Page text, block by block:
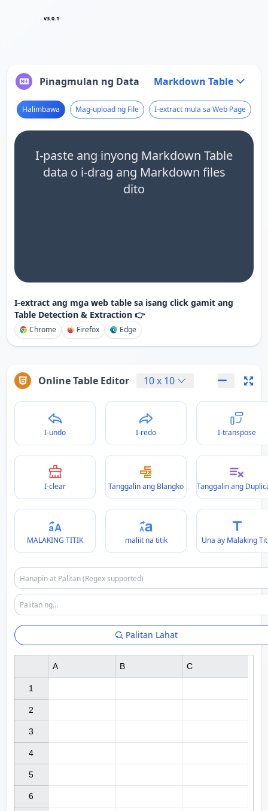
v3.0.1
Pinagmulan ng Data Markdown Table
Halimbawa Mag-upload ng File I-extract mula sa Web Page
I-paste ang inyong Markdown Table
data o i-drag ang Markdown files
dito
I-extract ang mga web table sa isang click gamit ang
Table Detection & Extraction 👉
Chrome Firefox Edge
Online Table Editor 10x 10
I-undo I-redo I-transpose
I-clear Tanggalin ang Blangko Tanggalin ang
MALAKING TITIK maliit na titik Una ay Malaking
Palitan Lahat
1
2
3
4
5
6
A B C